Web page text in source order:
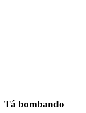
Tá bombando